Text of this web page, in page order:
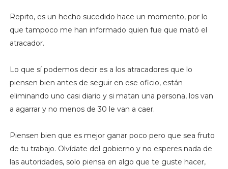
Repito, es un hecho sucedido hace un momento, por lo
que tampoco me han informado quien fue que mató el
atracador.
Lo que sí podemos decir es a los atracadores que lo
piensen bien antes de seguir en ese oficio, están
eliminando uno casi diario y si matan una persona, los van
a agarrar y no menos de 30 le van a caer.
Piensen bien que es mejor ganar poco pero que sea fruto
de tu trabajo. Olvídate del gobierno y no esperes nada de
las autoridades, solo piensa en algo que te guste hacer,